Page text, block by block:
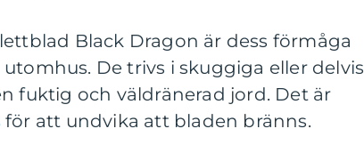
Black Dragon är dess förmåga
De trivs i skuggiga eller delvis
fuktig och väldränerad jord. Det är
att undvika att bladen bränns.